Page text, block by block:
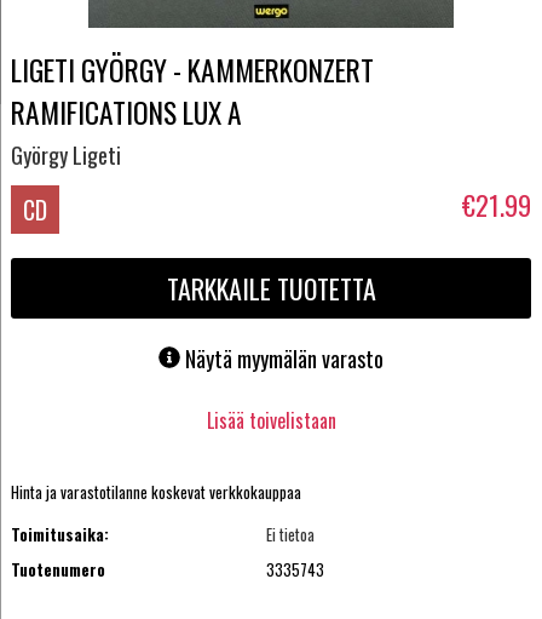
LIGETI GYÖRGY - KAMMERKONZERT
RAMIFICATIONS LUX A
György Ligeti
CD €21.99
TARKKAILE TUOTETTA
Näytä myymälän varasto
Lisää toivelistaan
Hinta ja varastotilanne koskevat verkkokauppaa
Toimitusaika:
Ei tietoa
Tuotenumero
3335743